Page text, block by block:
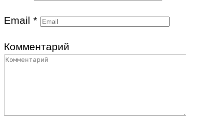
Email *
Комментарий